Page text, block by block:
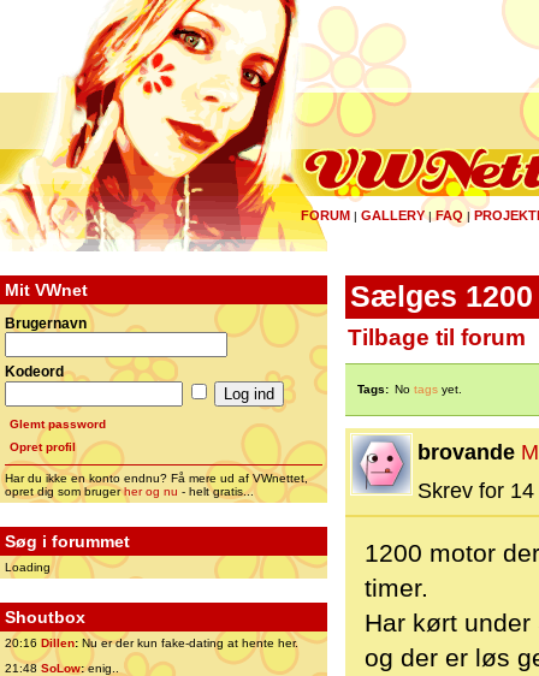
FORUM | GALLERY|FAQ |
Mit VWnet
Brugernavn
Kodeord
Glemt password
Opret profil
Har du ikke en konto endnu? Få mere ud af VWnettet,
opret dig som brugerher og nu - helt gratis...
Søg i forummet
Loading
Shoutbox
20:16 Dillen: Nu er der kun fake-dating at hente her.
21:48 SoLow:enig..
Sælges
Tilbage til forum
Tags: No tags yet.
brovande
Skrev for
1200 motor
timer.
Har kørt
og der er løs